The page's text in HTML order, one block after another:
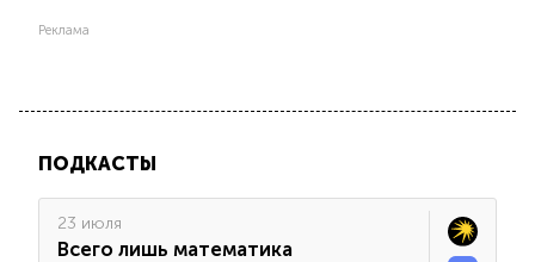
Реклама
ПОДКАСТЫ
23 июля
Всего лишь математика